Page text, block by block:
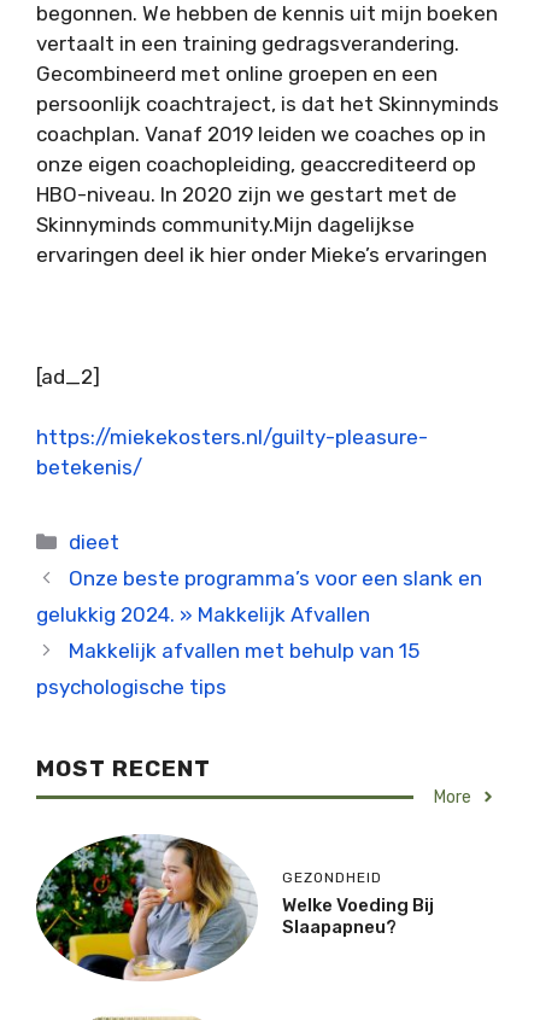
begonnen. We hebben de kennis uit mijn boeken
vertaalt in een training gedragsverandering.
Gecombineerd met online groepen en een
persoonlijk coachtraject, is dat het Skinnyminds
coachplan. Vanaf 2019 leiden we coaches op in
onze eigen coachopleiding, geaccrediteerd op
HBO-niveau. In 2020 zijn we gestart met de
Skinnyminds community.Mijn dagelijkse
ervaringen deel ik hier onder Mieke’s ervaringen
[ad_2]
https://miekekosters.nl/guilty-pleasure-
betekenis/
Categorieën
dieet
Onze beste programma’s voor een slank en
gelukkig 2024. » Makkelijk Afvallen
Makkelijk afvallen met behulp van 15
psychologische tips
MOST RECENT
More
GEZONDHEID
Welke Voeding Bij
Slaapapneu?